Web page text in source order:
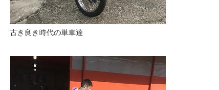
古き良き時代の単車達